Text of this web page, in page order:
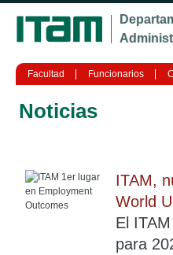
Facultad Funcionarios
Noticias
ITAM,
World
El
para